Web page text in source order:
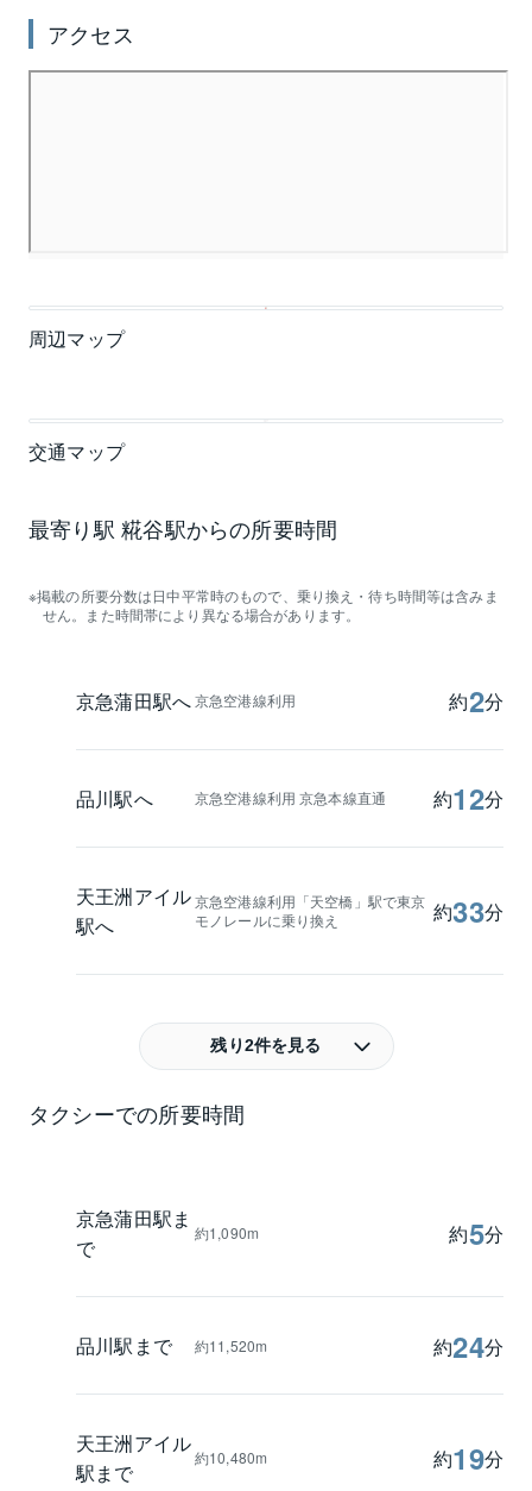
アクセス
周辺マップ
交通マップ
最寄り駅 糀谷駅からの所要時間
掲載の所要分数は日中平常時のもので、乗り換え・待ち時間等は含みま
せん。また時間帯により異なる場合があります。
京急蒲田駅へ京急空港線利用 約2分
品川駅へ 京急空港線利用 京急本線直通 約12分
天王洲アイル
駅へ
京急空港線利用「天空橋」駅で東京
モノレールに乗り換え
約33分
残り2件を見る
タクシーでの所要時間
京急蒲田駅ま
で
約1,090m 約5分
品川駅まで 約11,520m 約24分
天王洲アイル
駅まで
約10,480m 約19分